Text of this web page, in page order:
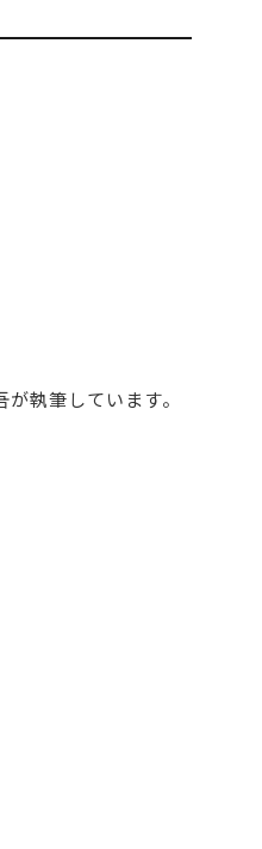
執筆しています。